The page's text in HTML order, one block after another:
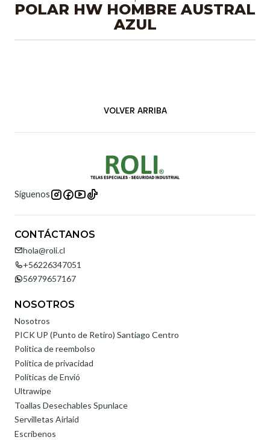
POLAR HW HOMBRE AUSTRAL
AZUL
VOLVER ARRIBA
Síguenos
CONTÁCTANOS
hola@roli.cl
+56226347051
56979657167
NOSOTROS
Nosotros
PICK UP (Punto de Retiro) Santiago Centro
Politica de reembolso
Política de privacidad
Políticas de Envió
Ultrawipe
Toallas Desechables Spunlace
Servilletas Airlaid
Escríbenos